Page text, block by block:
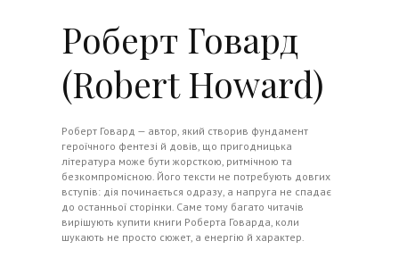
Роберт Говард
(Robert Howard)
Роберт Говард — автор, який створив фундамент
героїчного фентезі й довів, що пригодницька
література може бути жорсткою, ритмічною та
безкомпромісною. Його тексти не потребують довгих
вступів: дія починається одразу, а напруга не спадає
до останньої сторінки. Саме тому багато читачів
вирішують купити книги Роберта Говарда, коли
шукають не просто сюжет, а енергію й характер.